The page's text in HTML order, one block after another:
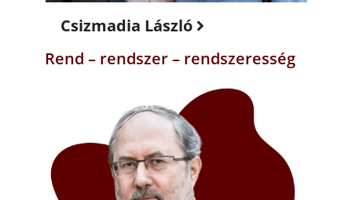
Csizmadia László
Rend – rendszer – rendszeresség